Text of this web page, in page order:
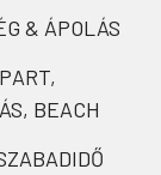
& ÁPOLÁS
BEACH